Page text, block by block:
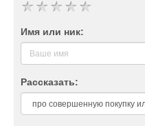
Имя или ник:
Рассказать: